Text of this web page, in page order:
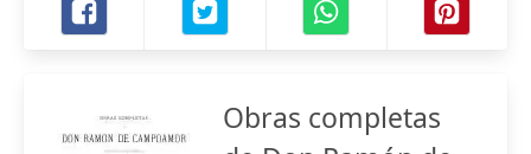
Obras completas